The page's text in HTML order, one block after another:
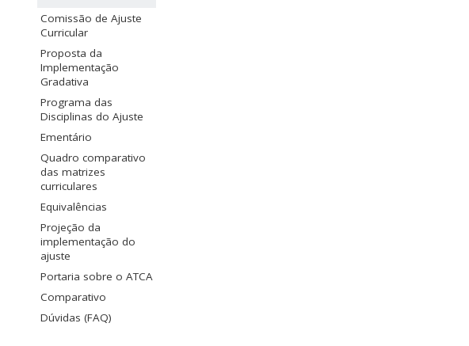
Comissão de Ajuste
Curricular
Proposta da
Implementação
Gradativa
Programa das
Disciplinas do Ajuste
Ementário
Quadro comparativo
das matrizes
curriculares
Equivalências
Projeção da
implementação do
ajuste
Portaria sobre o ATCA
Comparativo
Dúvidas (FAQ)